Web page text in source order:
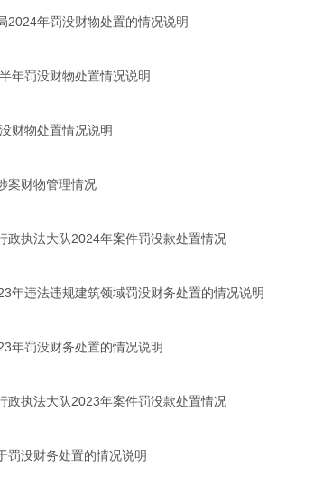
2024年罚没财物处置的情况说明
年罚没财物处置情况说明
财物处置情况说明
案财物管理情况
政执法大队2024年案件罚没款处置情况
年违法违规建筑领域罚没财务处置的情况说明
年罚没财务处置的情况说明
政执法大队2023年案件罚没款处置情况
罚没财务处置的情况说明